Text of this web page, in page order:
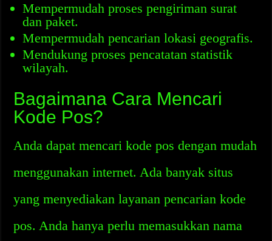
Mempermudah proses pengiriman surat
dan paket.
Mempermudah pencarian lokasi geografis.
Mendukung proses pencatatan statistik
wilayah.
Bagaimana Cara Mencari
Kode Pos?
Anda dapat mencari kode pos dengan mudah
menggunakan internet. Ada banyak situs
yang menyediakan layanan pencarian kode
pos. Anda hanya perlu memasukkan nama